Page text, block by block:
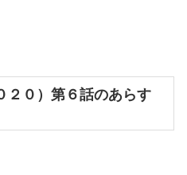
２０）第６話のあらす